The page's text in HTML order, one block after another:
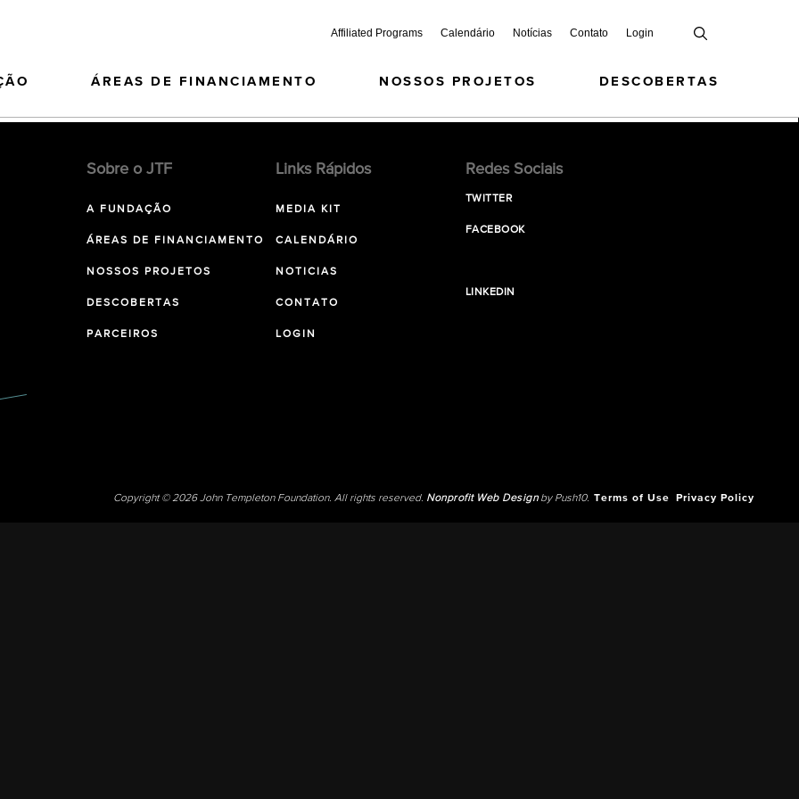
Affiliated Programs Calendário Notícias Contato Login
ÁREAS DE FINANCIAMENTO NOSSOS PROJETOS DESCOBERTAS
Sobre o JTF
A FUNDAÇÃO
ÁREAS DE FINANCIAMENTO
NOSSOS PROJETOS
DESCOBERTAS
PARCEIROS
Links Rápidos
MEDIA KIT
CALENDÁRIO
NOTICIAS
CONTATO
LOGIN
Redes Sociais
TWITTER
FACEBOOK
LINKEDIN
Copyright © 2026 John Templeton Foundation. All rights reserved. Nonprofit Web Designby Push10. Terms of Use Privacy Policy